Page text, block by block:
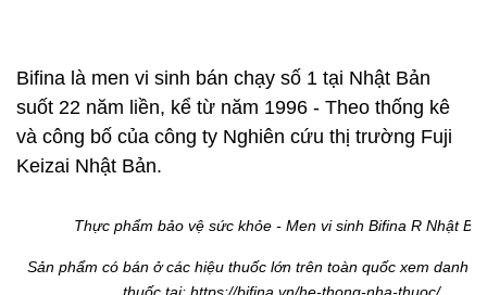
Bifina là men vi sinh bán chạy số 1 tại Nhật Bản
suốt 22 năm liền, kể từ năm 1996 - Theo thống kê
và công bố của công ty Nghiên cứu thị trường Fuji
Keizai Nhật Bản.
Thực phẩm bảo vệ sức khỏe - Men vi sinh Bifina R Nhật
Sản phẩm có bán ở các hiệu thuốc lớn trên toàn quốc xem danh